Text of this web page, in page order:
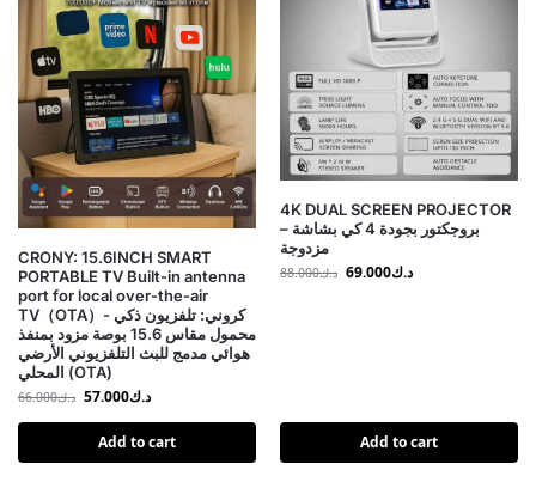
CRONY: 15.6INCH SMART
PORTABLE TV Built-in antenna
port for local over-the-air
TV（OTA）- كروني: تلفزيون ذكي
محمول مقاس 15.6 بوصة مزود بمنفذ
هوائي مدمج للبث التلفزيوني الأرضي
المحلي (OTA)
د.ك66.000 د.ك57.000
Add to cart
4K DUAL SCREEN PROJECTOR
– بروجكتور بجودة 4 كي بشاشة
مزدوجة
د.ك88.000 د.ك69.000
Add to cart